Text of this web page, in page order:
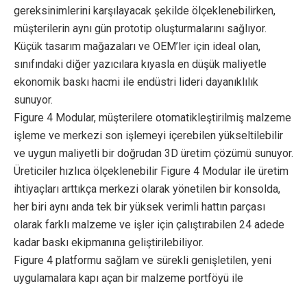
gereksinimlerini karşılayacak şekilde ölçeklenebilirken,
müşterilerin aynı gün prototip oluşturmalarını sağlıyor.
Küçük tasarım mağazaları ve OEM’ler için ideal olan,
sınıfındaki diğer yazıcılara kıyasla en düşük maliyetle
ekonomik baskı hacmi ile endüstri lideri dayanıklılık
sunuyor.
Figure 4 Modular, müşterilere otomatikleştirilmiş malzeme
işleme ve merkezi son işlemeyi içerebilen yükseltilebilir
ve uygun maliyetli bir doğrudan 3D üretim çözümü sunuyor.
Üreticiler hızlıca ölçeklenebilir Figure 4 Modular ile üretim
ihtiyaçları arttıkça merkezi olarak yönetilen bir konsolda,
her biri aynı anda tek bir yüksek verimli hattın parçası
olarak farklı malzeme ve işler için çalıştırabilen 24 adede
kadar baskı ekipmanına geliştirilebiliyor.
Figure 4 platformu sağlam ve sürekli genişletilen, yeni
uygulamalara kapı açan bir malzeme portföyü ile